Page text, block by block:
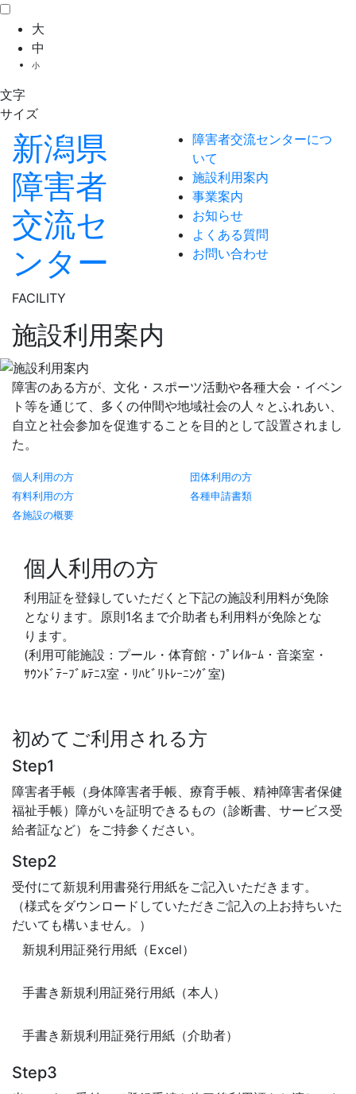
大
中
小
文字
サイズ
新潟県
障害者
交流セ
ンター
障害者交流センターにつ
いて
施設利用案内
事業案内
お知らせ
よくある質問
お問い合わせ
FACILITY
施設利用案内
障害のある方が、文化・スポーツ活動や各種大会・イベン
ト等を通じて、多くの仲間や地域社会の人々とふれあい、
自立と社会参加を促進することを目的として設置されまし
た。
個人利用の方
団体利用の方
有料利用の方
各種申請書類
各施設の概要
個人利用の方
利用証を登録していただくと下記の施設利用料が免除
となります。原則1名まで介助者も利用料が免除とな
ります。
(利用可能施設：プール・体育館・ﾌﾟﾚｲﾙｰﾑ・音楽室・
ｻｳﾝﾄﾞﾃｰﾌﾞﾙﾃﾆｽ室・ﾘﾊﾋﾞﾘﾄﾚｰﾆﾝｸﾞ室)
初めてご利用される方
Step1
障害者手帳（身体障害者手帳、療育手帳、精神障害者保健
福祉手帳）障がいを証明できるもの（診断書、サービス受
給者証など）をご持参ください。
Step2
受付にて新規利用書発行用紙をご記入いただきます。
（様式をダウンロードしていただきご記入の上お持ちいた
だいても構いません。）
新規利用証発行用紙（Excel）
手書き新規利用証発行用紙（本人）
手書き新規利用証発行用紙（介助者）
Step3